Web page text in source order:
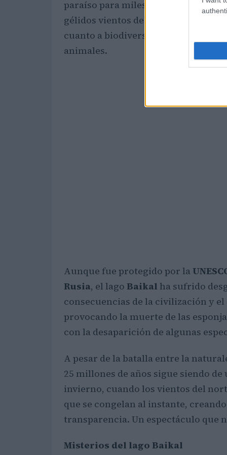
paraíso para miles de seres vivos,
gélidos vientos del norte, el lago
cuanto a biodiversidad, ya que
animales.
Aunque fue protegido por la
Rusia, el lago Baikal ha sufrido
consecuencias de la civilización y
provocando la muerte de las
con la desaparición de algunas
A pesar de la batalla entre la
25 millones de años sigue siendo
invierno, cuando los vientos del
que se congelan al instante,
transparencia. Un espectáculo que
Misterios del lago Baikal